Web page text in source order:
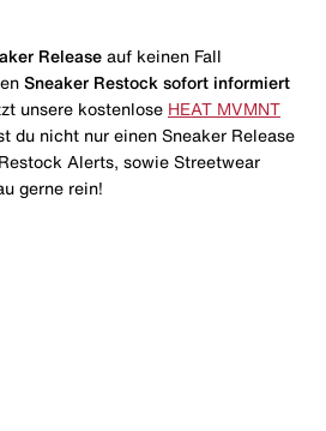
Release auf keinen Fall
Sneaker Restock sofort informiert
unsere kostenlose HEAT MVMNT
du nicht nur einen Sneaker Release
Alerts, sowie Streetwear
gerne rein!